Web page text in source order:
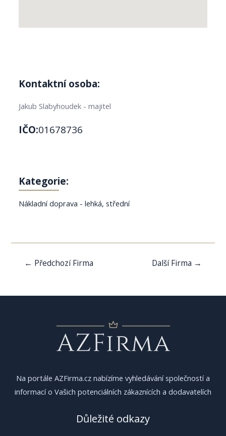
Kontaktní osoba:
Jakub Slabyhoudek - majitel
IČO:01678736
Kategorie:
Nákladní doprava - lehká, střední
Navigace
← Předchozí Firma Další Firma →
Na portále AZFirma.cz nabízíme vyhledávání společností a
informací o Vašich potenciálních zákaznících a dodavatelích
Důležité odkazy